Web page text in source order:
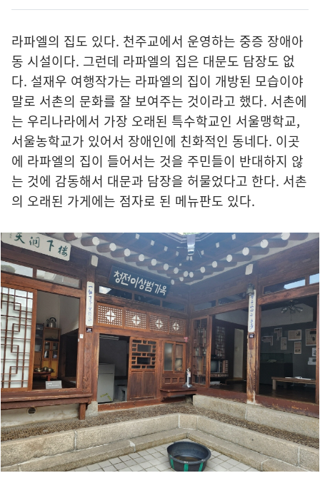
라파엘의 집도 있다. 천주교에서 운영하는 중증 장애아
동 시설이다. 그런데 라파엘의 집은 대문도 담장도 없
다. 설재우 여행작가는 라파엘의 집이 개방된 모습이야
말로 서촌의 문화를 잘 보여주는 것이라고 했다. 서촌에
는 우리나라에서 가장 오래된 특수학교인 서울맹학교,
서울농학교가 있어서 장애인에 친화적인 동네다. 이곳
에 라파엘의 집이 들어서는 것을 주민들이 반대하지 않
는 것에 감동해서 대문과 담장을 허물었다고 한다. 서촌
의 오래된 가게에는 점자로 된 메뉴판도 있다.